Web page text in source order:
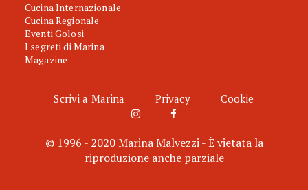
Cucina Internazionale
Cucina Regionale
Eventi Golosi
I segreti di Marina
Magazine
Scrivi a Marina Privacy Cookie
© 1996 - 2020 Marina Malvezzi - È vietata la
riproduzione anche parziale